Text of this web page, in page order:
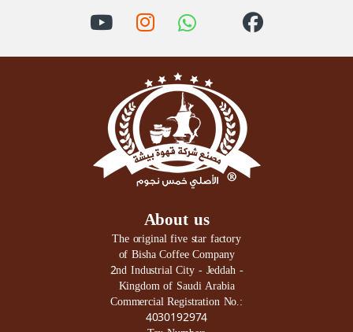
About us
The original five star factory
of Bisha Coffee Company
2nd Industrial City - Jeddah -
Kingdom of Saudi Arabia
Commercial Registration No.:
4030192974